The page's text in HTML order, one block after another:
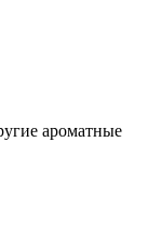
ароматные